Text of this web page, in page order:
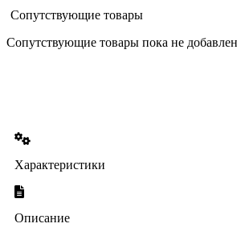
Сопутствующие товары
Сопутствующие товары пока не
Характеристики
Описание